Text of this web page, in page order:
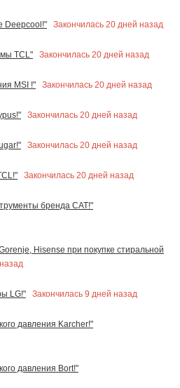
Deepcool!"
Закончилась 20 дней назад
TCL"
Закончилась 20 дней назад
MSI !"
Закончилась 20 дней назад
Закончилась 20 дней назад
Закончилась 20 дней назад
Закончилась 20 дней назад
бренда CAT!"
Hisense при покупке стиральной
LG!"
Закончилась 9 дней назад
давления Karcher!"
давления Bort!"